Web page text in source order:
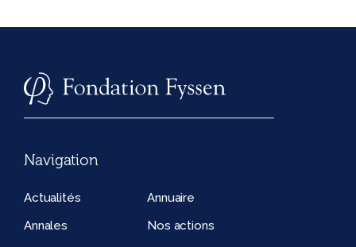
Navigation
Actualités
Annuaire
Annales
Nos actions